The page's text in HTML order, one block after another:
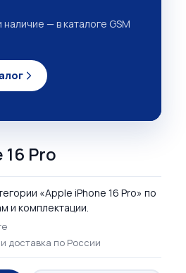
— в каталоге GSM
Pro
«Apple iPhone 16 Pro» по
и комплектации.
доставка по России